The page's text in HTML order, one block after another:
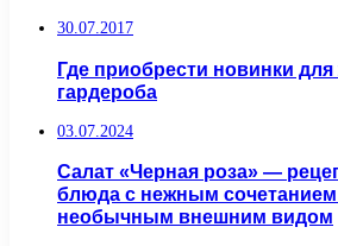
30.07.2017
Где приобрести новинки для
гардероба
03.07.2024
Салат «Черная роза» —
блюда с нежным
необычным внешним видом